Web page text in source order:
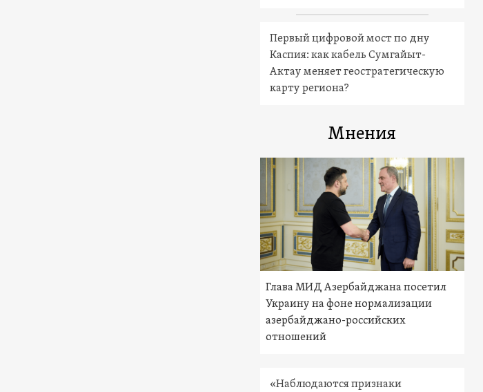
Первый цифровой мост по дну
Каспия: как кабель Сумгайыт-
Актау меняет геостратегическую
карту региона?
Мнения
Глава МИД Азербайджана посетил
Украину на фоне нормализации
азербайджано-российских
отношений
«Наблюдаются признаки